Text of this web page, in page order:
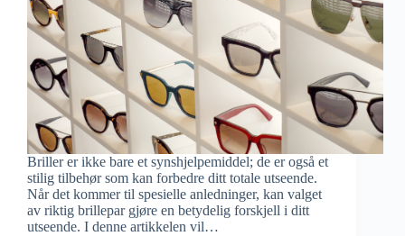
Briller er ikke bare et synshjelpemiddel; de er også et
stilig tilbehør som kan forbedre ditt totale utseende.
Når det kommer til spesielle anledninger, kan valget
av riktig brillepar gjøre en betydelig forskjell i ditt
utseende. I denne artikkelen vil…